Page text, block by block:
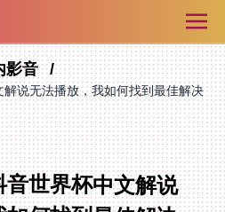
影音
说无法播放，我如何找到最佳解决
世界杯中文解说
何找到最佳解决